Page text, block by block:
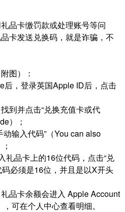
品卡缴罚款或处理账号等问
卡发送兑换码，就是诈骗，不
图）：
后，登录英国Apple ID后，点击
到并点击“兑换充值卡或代
）；
动输入代码”（You can also
礼品卡上的16位代码，点击“兑
必须是16位，并且是以X开头
品卡余额会进入 Apple Account
可在个人中心查看明细。